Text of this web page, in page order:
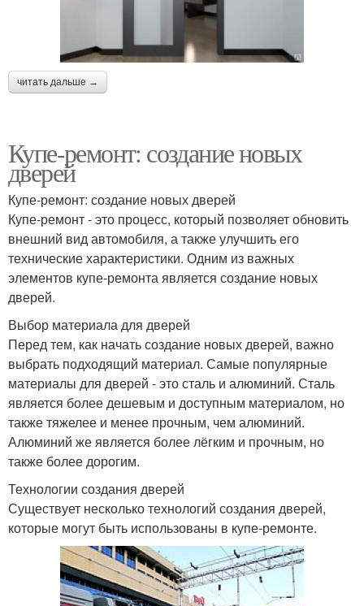
читать дальше →
Купе-ремонт: создание новых
дверей
Купе-ремонт: создание новых дверей
Купе-ремонт - это процесс, который позволяет обновить
внешний вид автомобиля, а также улучшить его
технические характеристики. Одним из важных
элементов купе-ремонта является создание новых
дверей.
Выбор материала для дверей
Перед тем, как начать создание новых дверей, важно
выбрать подходящий материал. Самые популярные
материалы для дверей - это сталь и алюминий. Сталь
является более дешевым и доступным материалом, но
также тяжелее и менее прочным, чем алюминий.
Алюминий же является более лёгким и прочным, но
также более дорогим.
Технологии создания дверей
Существует несколько технологий создания дверей,
которые могут быть использованы в купе-ремонте.